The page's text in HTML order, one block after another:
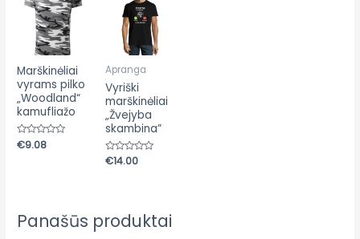
Marškinėliai
vyrams pilko
„Woodland“
kamufliažo
Įvertinimas:
0
€9.08
Apranga
Vyriški
marškinėliai
„Žvejyba
skambina”
Įvertinimas:
€14.00
Panašūs produktai